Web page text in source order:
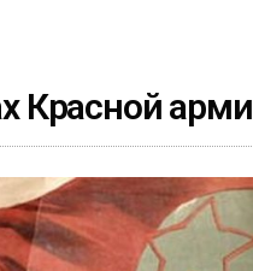
Красной